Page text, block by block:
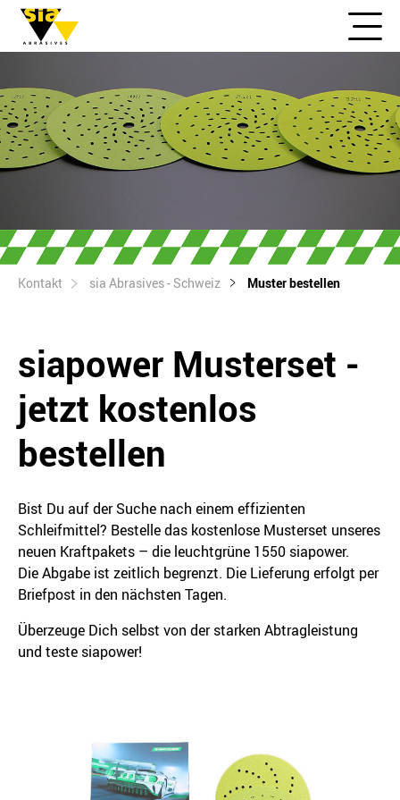
Kontakt sia Abrasives - Schweiz Muster bestellen
siapower Musterset -
jetzt kostenlos
bestellen
Bist Du auf der Suche nach einem effizienten
Schleifmittel? Bestelle das kostenlose Musterset unseres
neuen Kraftpakets – die leuchtgrüne 1550 siapower.
Die Abgabe ist zeitlich begrenzt. Die Lieferung erfolgt per
Briefpost in den nächsten Tagen.
Überzeuge Dich selbst von der starken Abtragleistung
und teste siapower!